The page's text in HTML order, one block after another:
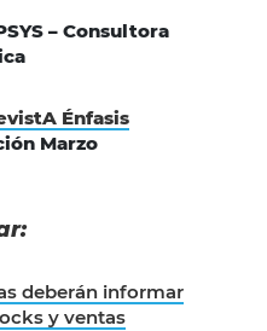
– Consultora
Énfasis
Marzo
deberán informar
y ventas